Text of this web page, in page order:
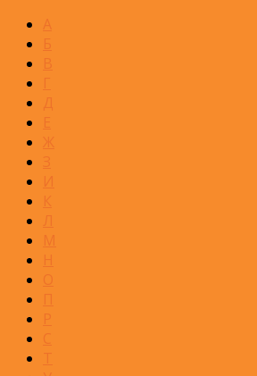
А
Б
В
Г
Д
Е
Ж
З
И
К
Л
М
Н
О
П
Р
С
Т